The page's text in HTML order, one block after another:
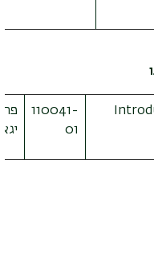
110041-
01